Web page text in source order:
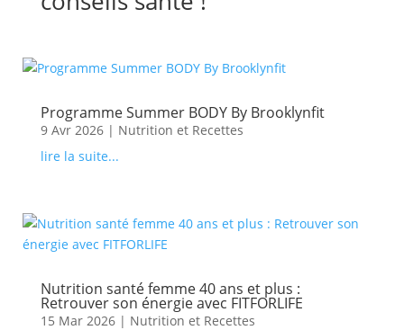
Programme Summer BODY By Brooklynfit
9 Avr 2026| Nutrition et Recettes
lire la suite...
Nutrition santé femme 40 ans et plus :
Retrouver son énergie avec FITFORLIFE
15 Mar 2026| Nutrition et Recettes